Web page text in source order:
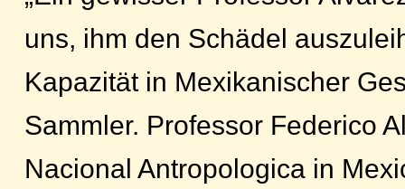
uns, ihm den Schädel
Kapazität in Mexikanischer
Sammler. Professor Federico
Nacional Antropologica in